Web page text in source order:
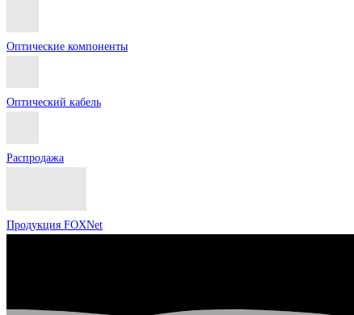
Оптические компоненты
Оптический кабель
Распродажа
Продукция FOXNet